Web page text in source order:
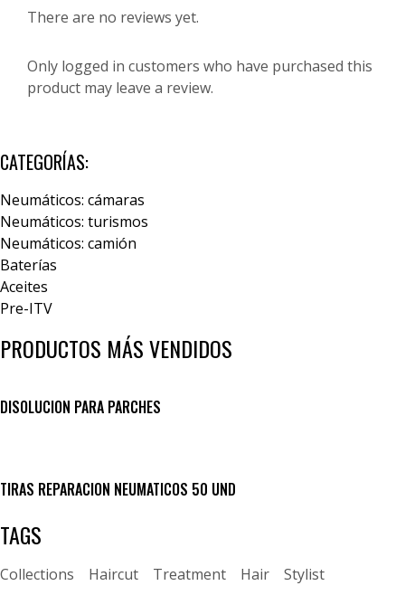
There are no reviews yet.
Only logged in customers who have purchased this
product may leave a review.
CATEGORÍAS:
Neumáticos: cámaras
Neumáticos: turismos
Neumáticos: camión
Baterías
Aceites
Pre-ITV
PRODUCTOS MÁS VENDIDOS
DISOLUCION PARA PARCHES
TIRAS REPARACION NEUMATICOS 50 UND
TAGS
Collections Haircut Treatment Hair Stylist